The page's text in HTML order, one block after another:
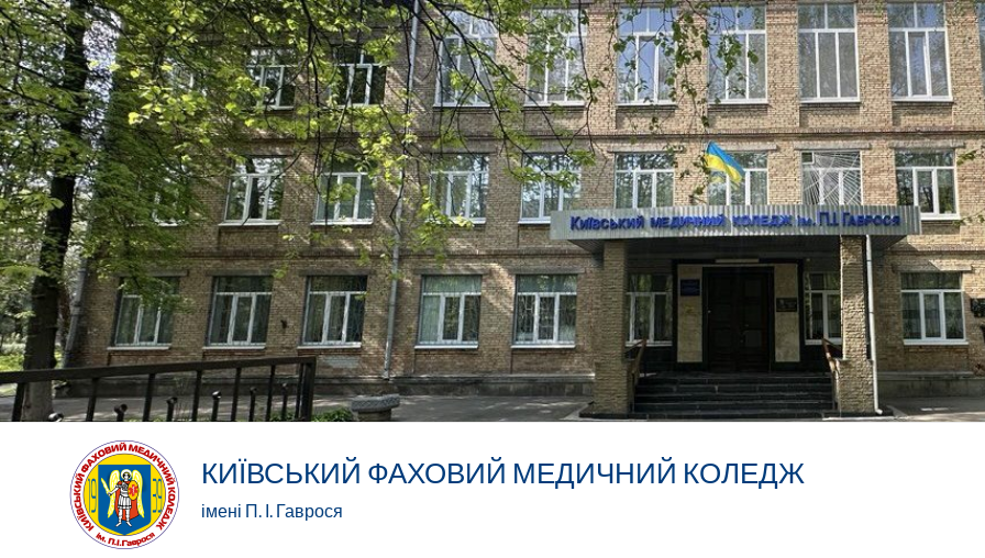
КИЇВСЬКИЙ ФАХОВИЙ МЕДИЧНИЙ КОЛЕДЖ
імені П. І. Гаврося